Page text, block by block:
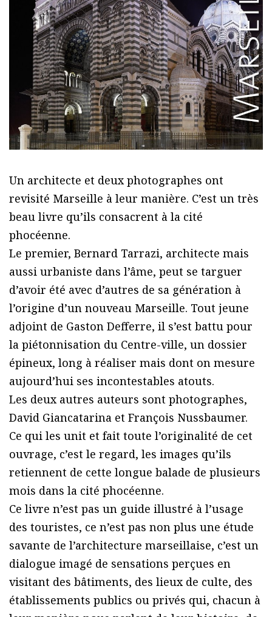
Un architecte et deux photographes ont
revisité Marseille à leur manière. C’est un très
beau livre qu’ils consacrent à la cité
phocéenne.
Le premier, Bernard Tarrazi, architecte mais
aussi urbaniste dans l’âme, peut se targuer
d’avoir été avec d’autres de sa génération à
l’origine d’un nouveau Marseille. Tout jeune
adjoint de Gaston Defferre, il s’est battu pour
la piétonnisation du Centre-ville, un dossier
épineux, long à réaliser mais dont on mesure
aujourd’hui ses incontestables atouts.
Les deux autres auteurs sont photographes,
David Giancatarina et François Nussbaumer.
Ce qui les unit et fait toute l’originalité de cet
ouvrage, c’est le regard, les images qu’ils
retiennent de cette longue balade de plusieurs
mois dans la cité phocéenne.
Ce livre n’est pas un guide illustré à l’usage
des touristes, ce n’est pas non plus une étude
savante de l’architecture marseillaise, c’est un
dialogue imagé de sensations perçues en
visitant des bâtiments, des lieux de culte, des
établissements publics ou privés qui, chacun à